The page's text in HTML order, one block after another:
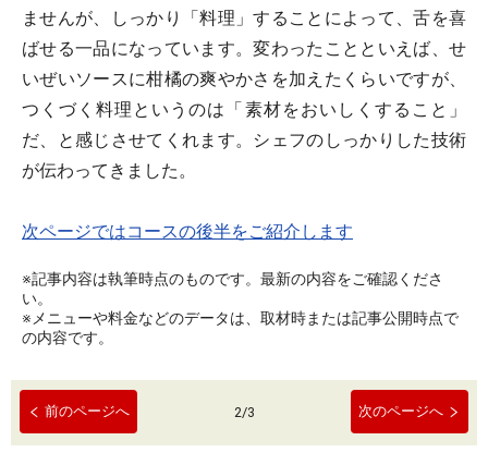
ませんが、しっかり「料理」することによって、舌を喜
ばせる一品になっています。変わったことといえば、せ
いぜいソースに柑橘の爽やかさを加えたくらいですが、
つくづく料理というのは「素材をおいしくすること」
だ、と感じさせてくれます。シェフのしっかりした技術
が伝わってきました。
次ページではコースの後半をご紹介します
※記事内容は執筆時点のものです。最新の内容をご確認くださ
い。
※メニューや料金などのデータは、取材時または記事公開時点で
の内容です。
前のページへ 2/3 次のページへ